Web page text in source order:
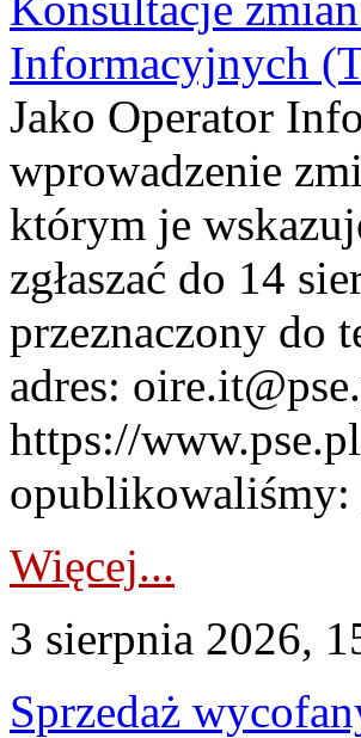
Informacyjnych
Jako Operator
wprowadzenie
którym je
zgłaszać do 14
przeznaczony do
adres:
https://
Więcej...
3 sierpnia 2026,
Sprzedaż